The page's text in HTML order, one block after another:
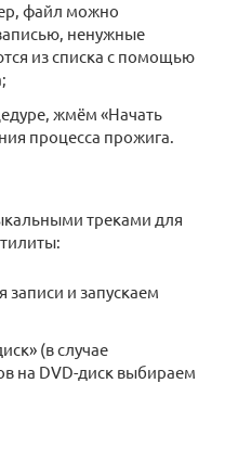
файл можно
ненужные
из списка с помощью
жмём «Начать
процесса прожига.
треками для
записи и запускаем
(в случае
на DVD-диск выбираем